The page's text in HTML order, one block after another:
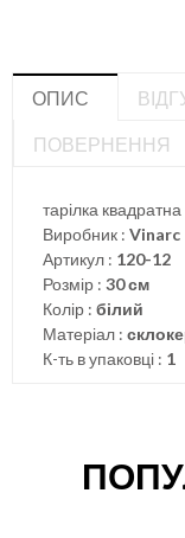
ОПИС
ПОВЕРНЕННЯ
тарілка квадратна
Виробник : Vinarc
Артикул : 120-12
Розмір : 30 см
Колір : білий
Матеріал :
К-ть в упаковці : 1